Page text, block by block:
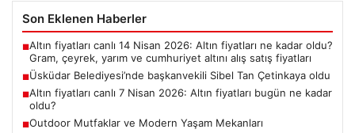
Son Eklenen Haberler
■Altın fiyatları canlı 14 Nisan 2026: Altın fiyatları ne kadar oldu?
Gram, çeyrek, yarım ve cumhuriyet altını alış satış fiyatları
■Üsküdar Belediyesi’nde başkanvekili Sibel Tan Çetinkaya oldu
■Altın fiyatları canlı 7 Nisan 2026: Altın fiyatları bugün ne kadar
oldu?
■Outdoor Mutfaklar ve Modern Yaşam Mekanları